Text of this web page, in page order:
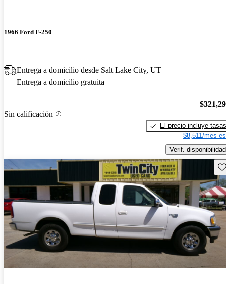
1966 Ford F-250
Entrega a domicilio desde Salt Lake City, UT
Entrega a domicilio gratuita
Sin calificación
El precio incluye tasas
$8,511/mes
Verif. disponibilidad